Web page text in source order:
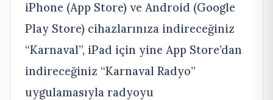
iPhone (App Store) ve Android (Google
Play Store) cihazlarınıza indireceğiniz
“Karnaval”, iPad için yine App Store’dan
indireceğiniz “Karnaval Radyo”
uygulamasıyla radyoyu